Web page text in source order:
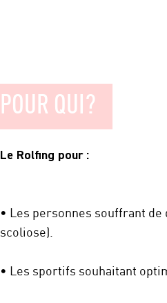
POUR QUI?
Le Rolfing pour :
• Les personnes souffrant
scoliose).
• Les sportifs souhaitant